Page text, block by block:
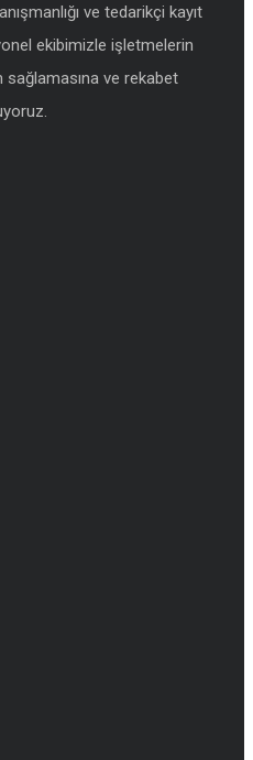
ve tedarikçi kayıt
ekibimizle işletmelerin
ve rekabet